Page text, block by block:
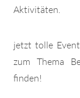
Aktivitäten.
jetzt tolle
zum Thema
finden!